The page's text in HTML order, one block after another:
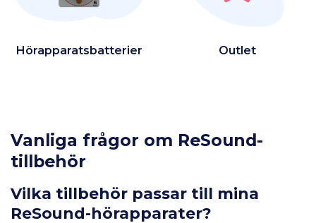
Hörapparatsbatterier Outlet
Vanliga frågor om ReSound-
tillbehör
Vilka tillbehör passar till mina
ReSound-hörapparater?